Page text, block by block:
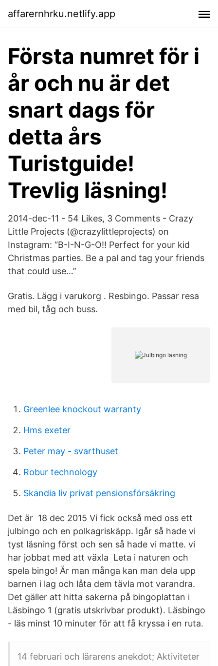
affarernhrku.netlify.app
Första numret för i
år och nu är det
snart dags för
detta års
Turistguide!
Trevlig läsning!
2014-dec-11 - 54 Likes, 3 Comments - Crazy
Little Projects (@crazylittleprojects) on
Instagram: “B-I-N-G-O!! Perfect for your kid
Christmas parties. Be a pal and tag your friends
that could use…”
Gratis. Lägg i varukorg . Resbingo. Passar resa
med bil, tåg och buss.
Greenlee knockout warranty
Hms exeter
Peter may - svarthuset
Robur technology
Skandia liv privat pensionsförsäkring
Det är 18 dec 2015 Vi fick också med oss ett
julbingo och en polkagriskäpp. Igår så hade vi
tyst läsning först och sen så hade vi matte. vi
har jobbat med att växla Leta i naturen och
spela bingo! Är man många kan man dela upp
barnen i lag och låta dem tävla mot varandra.
Det gäller att hitta sakerna på bingoplattan i
Läsbingo 1 (gratis utskrivbar produkt). Läsbingo
- läs minst 10 minuter för att få kryssa i en ruta.
14 februari och lärarens anekdot; Aktiviteter